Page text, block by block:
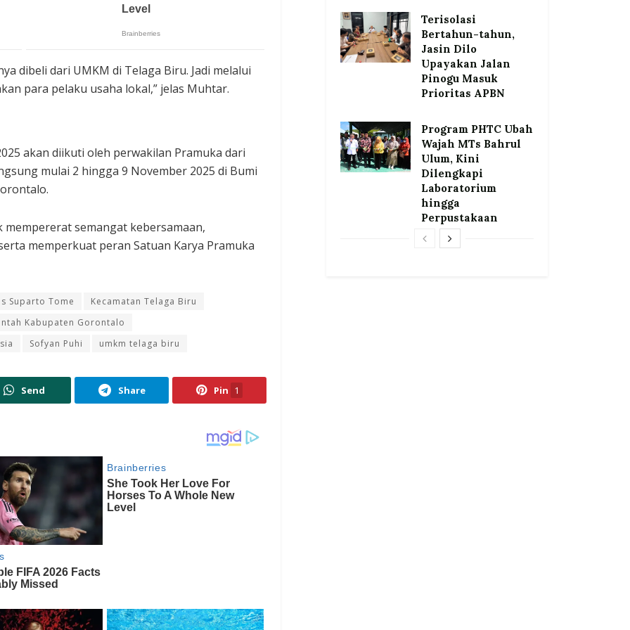
dibeli dari UMKM di Telaga Biru. Jadi melalui
para pelaku usaha lokal,” jelas Muhtar.
akan diikuti oleh perwakilan Pramuka dari
mulai 2 hingga 9 November 2025 di Bumi
semangat kebersamaan,
memperkuat peran Satuan Karya Pramuka
Suparto Tome
Kecamatan Telaga Biru
Kabupaten Gorontalo
Sofyan Puhi umkm telaga biru
Send Share Pin 1
Terisolasi
Bertahun-tahun,
Jasin Dilo
Upayakan Jalan
Pinogu Masuk
Prioritas APBN
Program PHTC Ubah
Wajah MTs Bahrul
Ulum, Kini
Dilengkapi
Laboratorium
hingga
Perpustakaan